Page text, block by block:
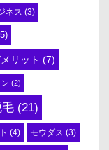
ネス (3)
リット (7)
(2)
(21)
(4) モウダス (3)